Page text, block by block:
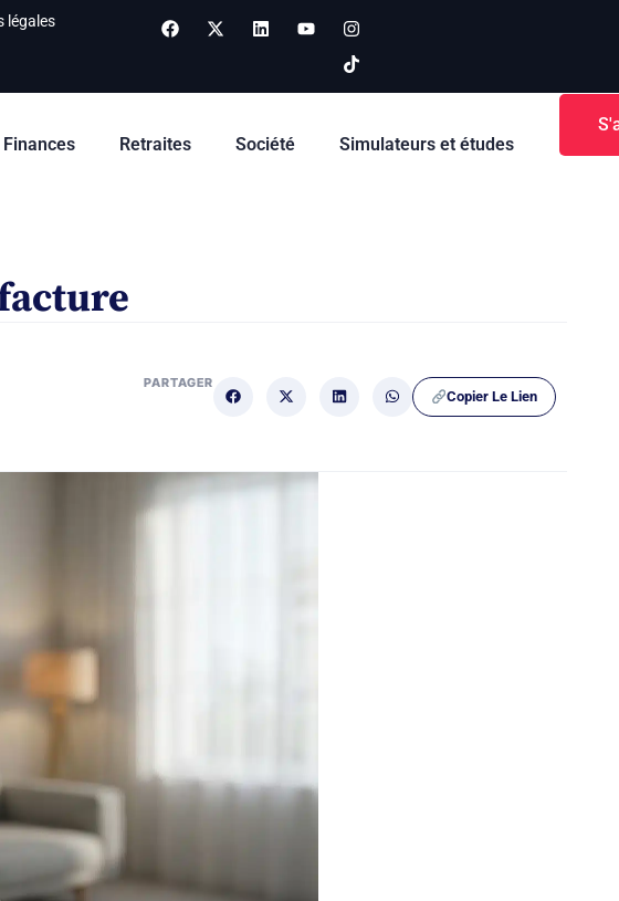
légales
Finances Retraites Société Simulateurs et études
PARTAGER
Copier Le Lien